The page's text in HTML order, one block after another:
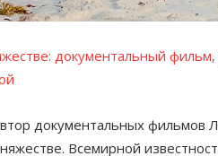
документальный
документальных фильмов
Всемирной